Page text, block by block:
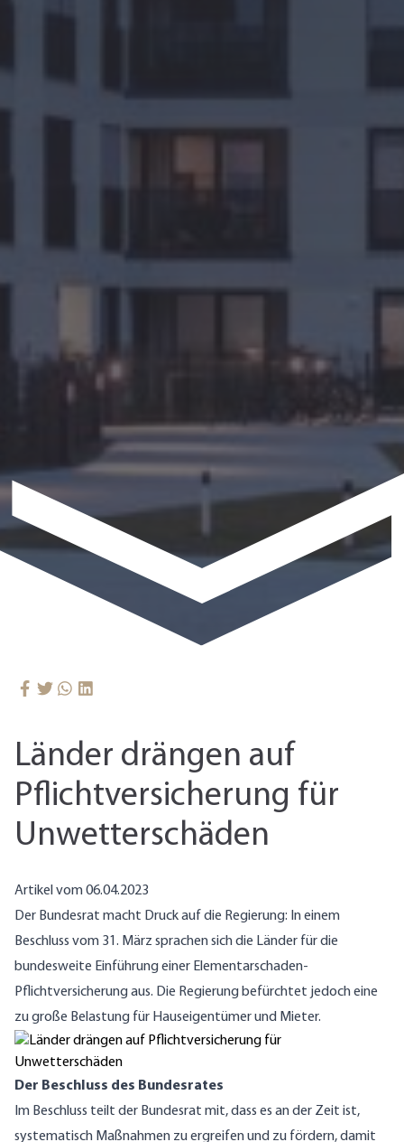
Länder drängen auf
Pflichtversicherung für
Unwetterschäden
Artikel vom 06.04.2023
Der Bundesrat macht Druck auf die Regierung: In einem
Beschluss vom 31. März sprachen sich die Länder für die
bundesweite Einführung einer Elementarschaden-
Pflichtversicherung aus. Die Regierung befürchtet jedoch eine
zu große Belastung für Hauseigentümer und Mieter.
Der Beschluss des Bundesrates
Im Beschluss teilt der Bundesrat mit, dass es an der Zeit ist,
systematisch Maßnahmen zu ergreifen und zu fördern, damit